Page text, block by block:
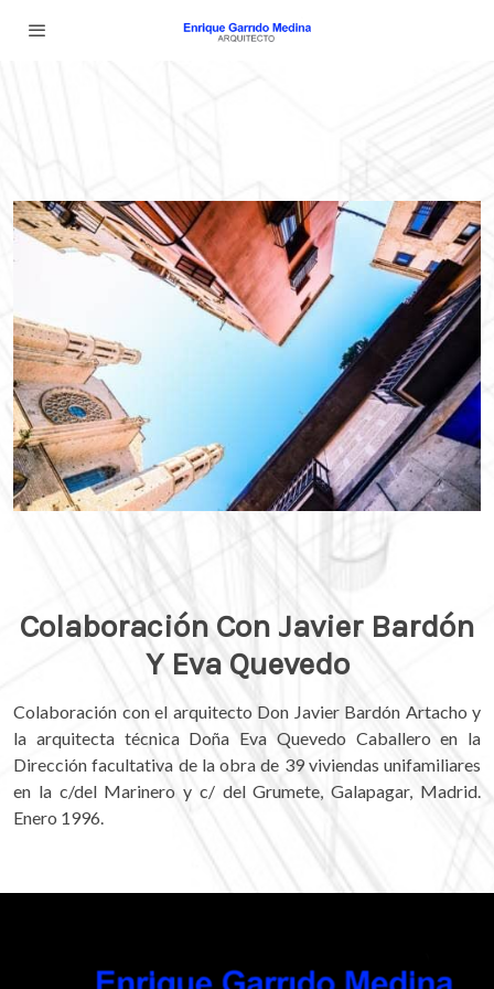
Colaboración Con Javier Bardón
Y Eva Quevedo
Colaboración con el arquitecto Don Javier Bardón Artacho y
la arquitecta técnica Doña Eva Quevedo Caballero en la
Dirección facultativa de la obra de 39 viviendas unifamiliares
en la c/del Marinero y c/ del Grumete, Galapagar, Madrid.
Enero 1996.